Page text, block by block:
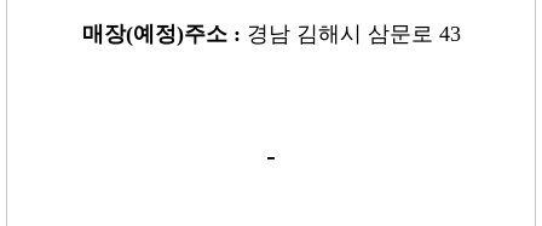
매장(예정)주소 : 경남 김해시 삼문로 43
-